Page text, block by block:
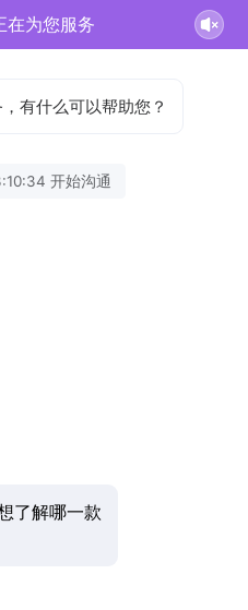
在为您服务
有什么可以帮助您？
开始沟通
了解哪一款